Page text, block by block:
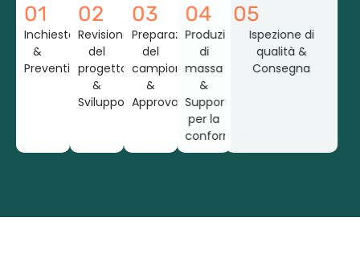
01
Inchiesta
&
Preventivo
02
Revisione
del
progetto
&
Sviluppo
03
Preparazione
del
campione
&
Approvazione
04
Produzione
di
massa
&
Supporto
per la
conformità
05
Ispezione di
qualità &
Consegna